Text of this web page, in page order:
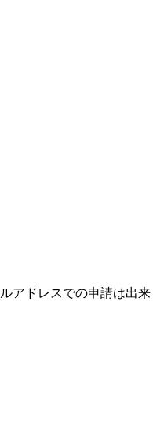
アドレスでの申請は出来